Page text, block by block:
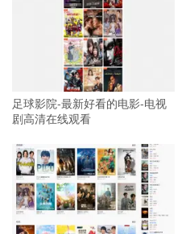
足球影院-最新好看的电影-电视
剧高清在线观看